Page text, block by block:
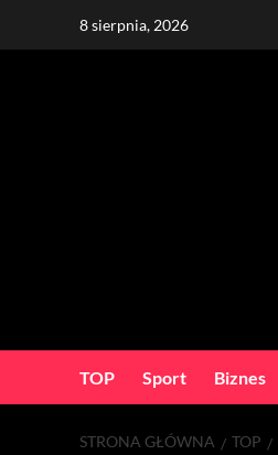
8 sierpnia, 2026
TOP Sport Biznes
STRONA GŁÓWNA TOP